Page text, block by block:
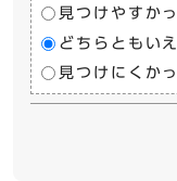
見つけやすか
どちらともい
見つけにくか